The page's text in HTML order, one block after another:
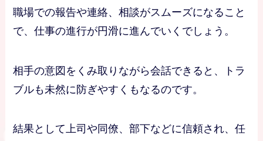
職場での報告や連絡、相談がスムーズになること
で、仕事の進行が円滑に進んでいくでしょう。
相手の意図をくみ取りながら会話できると、トラ
ブルも未然に防ぎやすくもなるのです。
結果として上司や同僚、部下などに信頼され、任